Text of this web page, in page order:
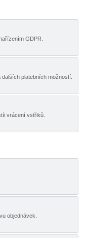
GDPR.
platebních možností.
vrácení vstřiků.
objednávek.